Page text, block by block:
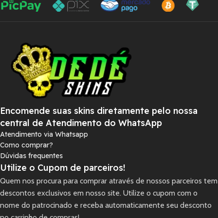
Encomende suas skins diretamente pelo nossa
central de Atendimento do WhatsApp
Atendimento via Whatsapp
Como comprar?
Dúvidas frequentes
Utilize o Cupom de parceiros!
Quem nos procura para comprar através de nossos parceiros tem
descontos exclusivos em nosso site. Utilize o cupom com o
nome do patrocinado e receba automaticamente seu desconto